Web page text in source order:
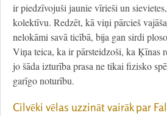
ir piedzīvojuši jaunie vīrieši un
kolektīvu. Redzēt, kā viņi pārcieš
nelokāmi savā ticībā, bija gan sirdi
Viņa teica, ka ir pārsteidzoši, ka Ķīnas
jo šāda izturība prasa ne tikai fizisko
garīgo noturību.
Cilvēki vēlas uzzināt vairāk par